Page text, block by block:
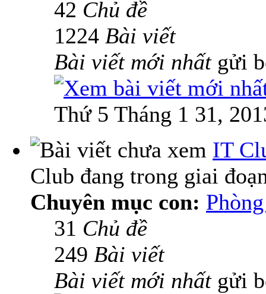
42 Chủ đề
1224 Bài viết
Bài viết mới nhấtgửi
Thứ 5 Tháng 1 31,
IT
Club đang trong giai
Chuyên mục con:
31 Chủ đề
249 Bài viết
Bài viết mới nhấtgửi